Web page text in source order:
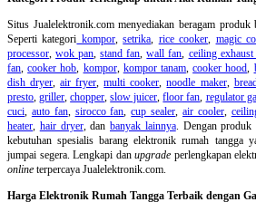
Situs Jualelektronik.com menyediakan beragam produk
Seperti kategori kompor,setrika, rice cooker, magic
processor,wok pan,stand fan,wall fan, ceiling exhaust
fan,cooker hob, kompor, kompor tanam,cooker hood,
dish dryer,air fryer,multi cooker,noodle maker,
presto,griller,chopper,slow juicer,floor fan, regulator
cuci, auto fan, sirocco fan,cup sealer,air cooler,
heater, hair dryer, dan banyak lainnya. Dengan produk
kebutuhan spesialis barang elektronik rumah tangga
jumpai segera. Lengkapi danupgrade perlengkapan
online terpercaya Jualelektronik.com.
Harga Elektronik Rumah Tangga Terbaik dengan